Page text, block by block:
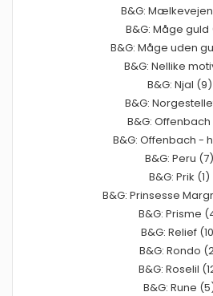
B&G:
B&G: Måge guld
B&G: Måge uden
B&G: Nellike
B&G: Njal (9)
B&G:
B&G: Offenbach
B&G: Offenbach -
B&G: Peru (7)
B&G: Prik (1)
B&G: Prinsesse
B&G: Prisme
B&G: Relief
B&G: Rondo
B&G: Roselil
B&G: Rune